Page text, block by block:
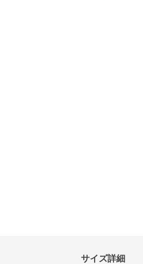
サイズ詳細